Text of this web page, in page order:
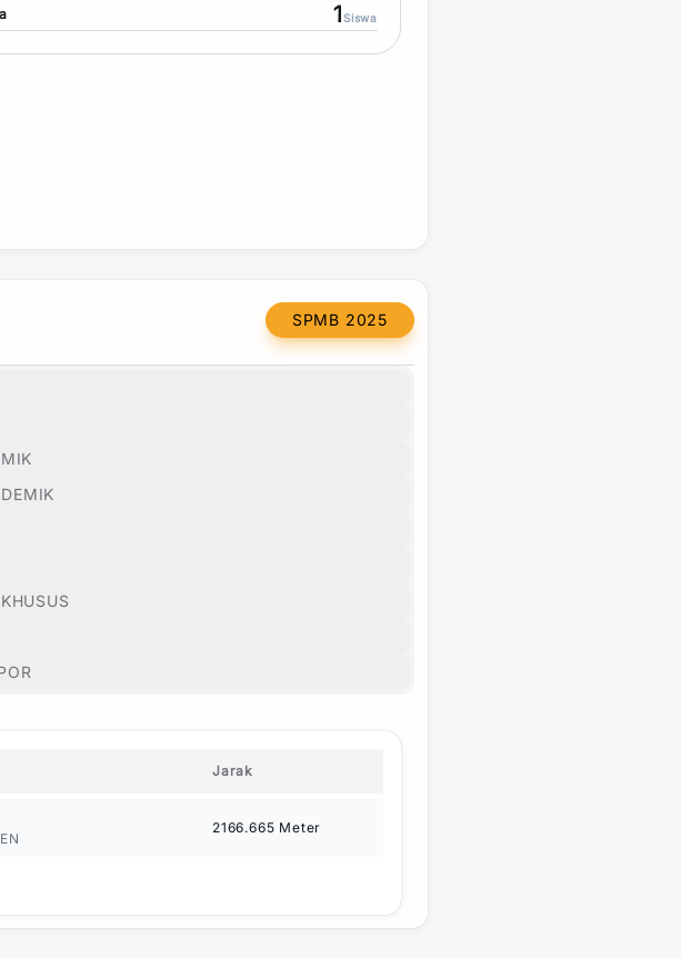
1Siswa
SPMB 2025
Jarak
2166.665 Meter